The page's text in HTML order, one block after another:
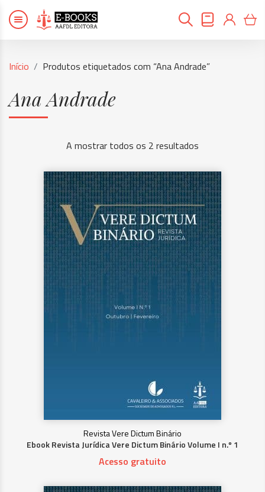
Início Produtos etiquetados com “Ana Andrade”
Ana Andrade
A mostrar todos os 2 resultados
Revista Vere Dictum Binário
Ebook Revista Jurídica Vere Dictum Binário Volume I n.º 1
Acesso gratuito